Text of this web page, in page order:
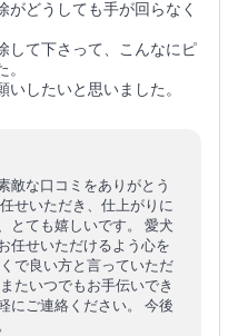
がどうしても手が回らなく
して下さって、こんなにピ
したいと思いました。
敵な口コミをありがとう
せいただき、仕上がりに
とても嬉しいです。 愛犬
任せいただけるよう心を
で良い方と言っていただ
たいつでもお手伝いでき
にご連絡ください。 今後